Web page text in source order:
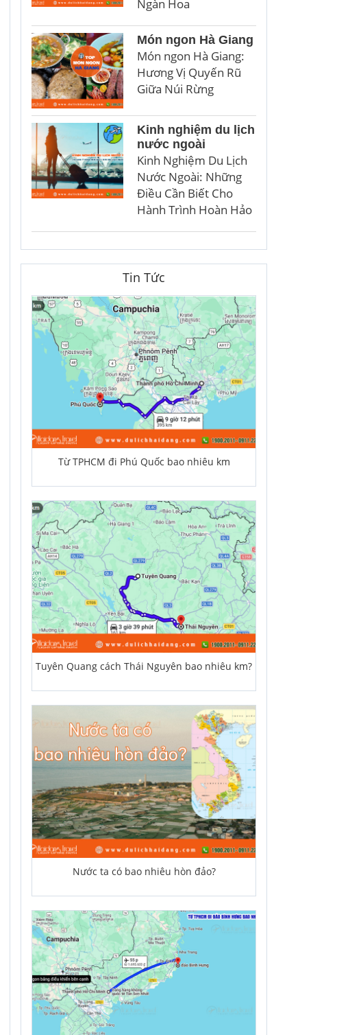
Ngàn Hoa
Món ngon Hà Giang
Món ngon Hà Giang:
Hương Vị Quyến Rũ
Giữa Núi Rừng
Kinh nghiệm du lịch
nước ngoài
Kinh Nghiệm Du Lịch
Nước Ngoài: Những
Điều Cần Biết Cho
Hành Trình Hoàn Hảo
Tin Tức
Từ TPHCM đi Phú Quốc bao nhiêu km
Tuyên Quang cách Thái Nguyên bao nhiêu km?
Nước ta có bao nhiêu hòn đảo?